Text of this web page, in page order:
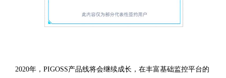
2020年，PIGOSS产品线将会继续成长，在丰富基础监控平台的